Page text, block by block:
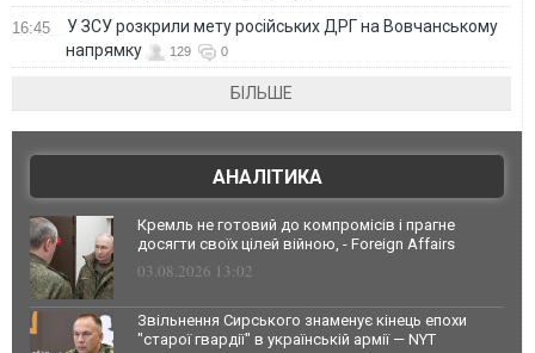
16:45
У ЗСУ розкрили мету російських ДРГ на Вовчанському
напрямку
129 0
БІЛЬШЕ
АНАЛІТИКА
Кремль не готовий до компромісів і прагне
досягти своїх цілей війною, - Foreign Affairs
03.08.2026 13:02
Звільнення Сирського знаменує кінець епохи
"старої гвардії" в українській армії — NYT